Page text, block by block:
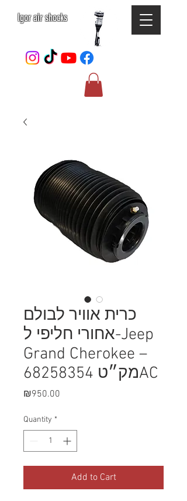
Igor air shocks
כרית אוויר לבולם
אחורי חליפי ל-Jeep
Grand Cherokee –
מק״ט 68258354AC
₪950.00
Quantity *
Add to Cart